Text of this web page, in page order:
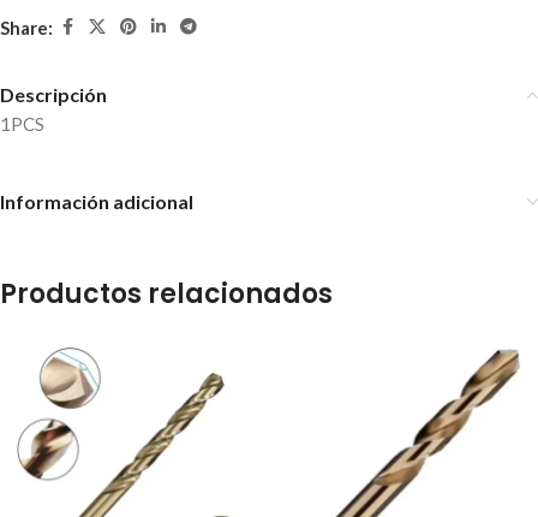
Share:
Descripción
1PCS
Información adicional
Productos relacionados